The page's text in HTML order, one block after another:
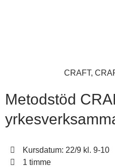
CRAFT,
Metodstöd
Kursdatum: 22/9 kl. 9-10
1 timme